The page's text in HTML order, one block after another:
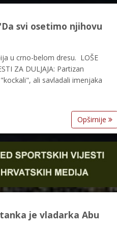
"Da svi osetimo njihovu
u crno-belom dresu. LOŠE
ZA DULJAJA: Partizan
ali savladali imenjaka
Opširnije
je vladarka Abu